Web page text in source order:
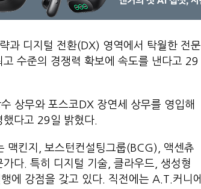
과 디지털 전환(DX) 영역에서 탁월한 전문
수준의 경쟁력 확보에 속도를 낸다고 29
상무와 포스코DX 장연세 상무를 영입해
다고 29일 밝혔다.
맥킨지, 보스턴컨설팅그룹(BCG), 액센츄
다. 특히 디지털 기술, 클라우드, 생성형
에 강점을 갖고 있다. 직전에는 A.T.커니에